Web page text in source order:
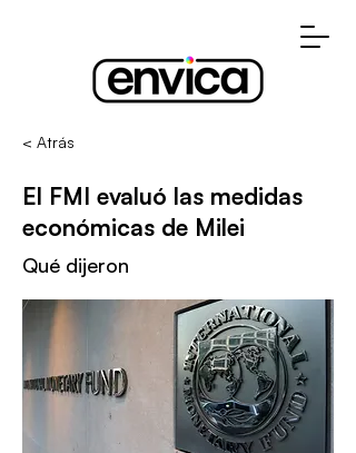
< Atrás
El FMI evaluó las medidas
económicas de Milei
Qué dijeron